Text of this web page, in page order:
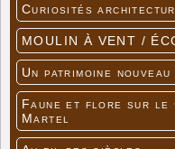
Curiosités
MOULIN À VENT /
Un patrimoine nouveau
Faune et flore sur le
Martel